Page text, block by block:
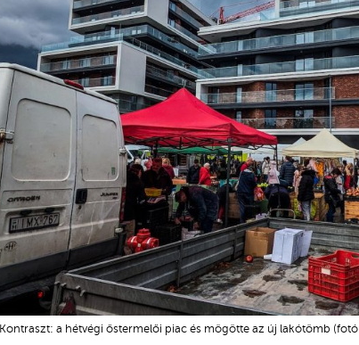
Kontraszt: a hétvégi őstermelői piac és mögötte az új lakótömb